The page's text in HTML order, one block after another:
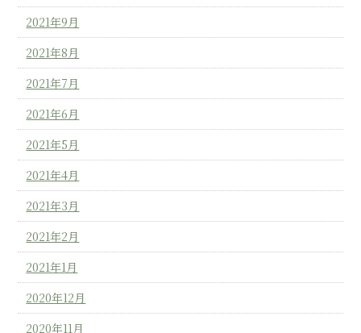
2021年9月
2021年8月
2021年7月
2021年6月
2021年5月
2021年4月
2021年3月
2021年2月
2021年1月
2020年12月
2020年11月